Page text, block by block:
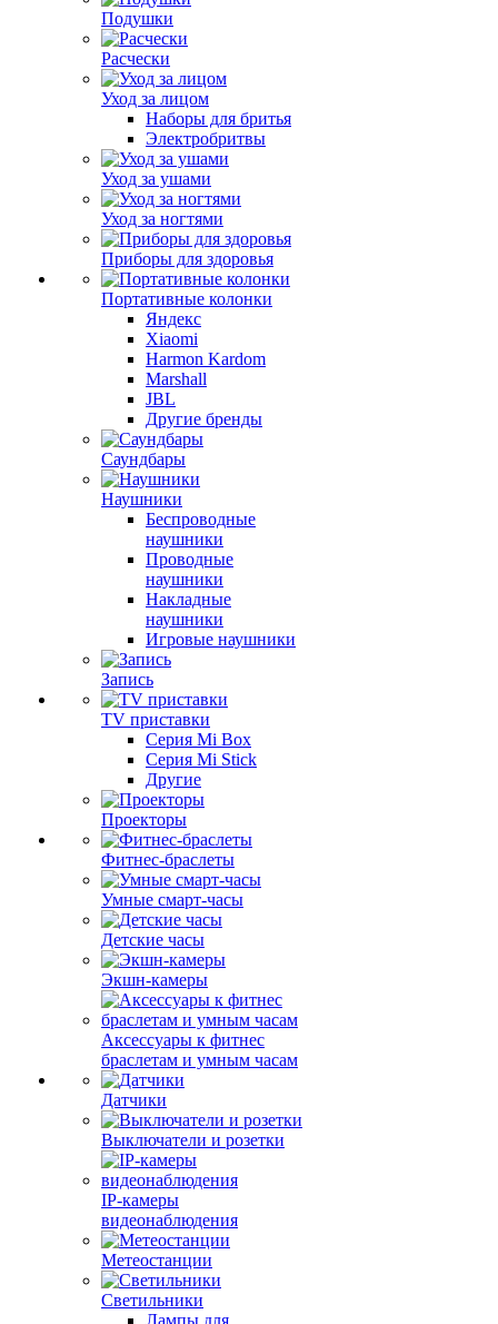
Подушки
Расчески
Уход за лицом
Наборы для бритья
Электробритвы
Уход за ушами
Уход за ногтями
Приборы для здоровья
Портативные колонки
Яндекс
Xiaomi
Harmon Kardom
Marshall
JBL
Другие бренды
Саундбары
Наушники
Беспроводные
наушники
Проводные
наушники
Накладные
наушники
Игровые наушники
Запись
TV приставки
Серия Mi Box
Серия Mi Stick
Другие
Проекторы
Фитнес-браслеты
Умные смарт-часы
Детские часы
Экшн-камеры
Аксессуары к фитнес
браслетам и умным часам
Датчики
Выключатели и розетки
IP-камеры
видеонаблюдения
Метеостанции
Светильники
Лампы для